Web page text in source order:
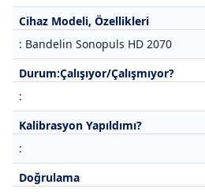
Cihaz Modeli, Özellikleri
: Bandelin Sonopuls HD 2070
Durum:Çalışıyor/Çalışmıyor?
:
Kalibrasyon Yapıldımı?
:
Doğrulama